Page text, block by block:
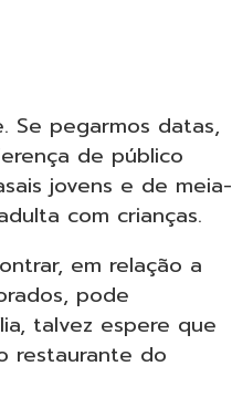
Se pegarmos datas,
de público
jovens e de meia-
com crianças.
em relação a
pode
talvez espere que
restaurante do